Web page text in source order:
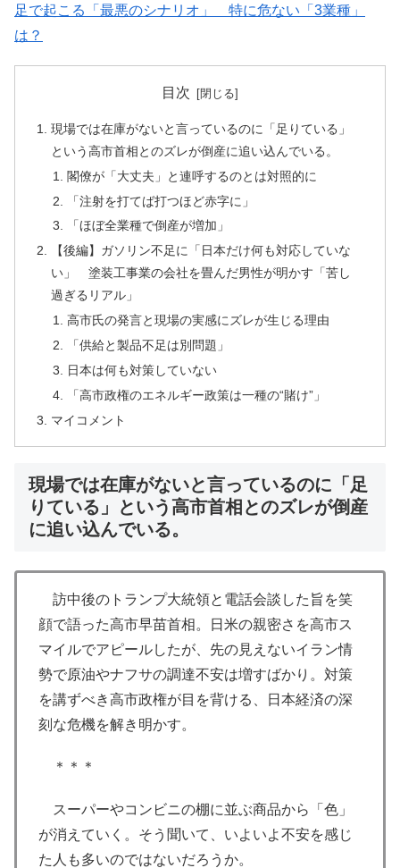
足で起こる「最悪のシナリオ」 特に危ない「3業種」
は？
目次
現場では在庫がないと言っているのに「足りている」
という高市首相とのズレが倒産に追い込んでいる。
閣僚が「大丈夫」と連呼するのとは対照的に
「注射を打てば打つほど赤字に」
「ほぼ全業種で倒産が増加」
【後編】ガソリン不足に「日本だけ何も対応していな
い」 塗装工事業の会社を畳んだ男性が明かす「苦し
過ぎるリアル」
高市氏の発言と現場の実感にズレが生じる理由
「供給と製品不足は別問題」
日本は何も対策していない
「高市政権のエネルギー政策は一種の“賭け”」
マイコメント
現場では在庫がないと言っているのに「足
りている」という高市首相とのズレが倒産
に追い込んでいる。
訪中後のトランプ大統領と電話会談した旨を笑
顔で語った高市早苗首相。日米の親密さを高市ス
マイルでアピールしたが、先の見えないイラン情
勢で原油やナフサの調達不安は増すばかり。対策
を講ずべき高市政権が目を背ける、日本経済の深
刻な危機を解き明かす。
＊＊＊
スーパーやコンビニの棚に並ぶ商品から「色」
が消えていく。そう聞いて、いよいよ不安を感じ
た人も多いのではないだろうか。